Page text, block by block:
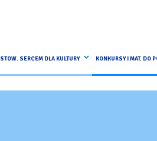
STOW. SERCEM DLA KULTURY KONKURSY I MAT. DO